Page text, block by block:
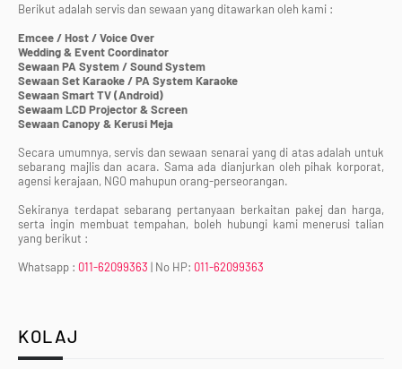
Berikut adalah servis dan sewaan yang ditawarkan oleh kami :
Emcee / Host / Voice Over
Wedding & Event Coordinator
Sewaan PA System / Sound System
Sewaan Set Karaoke / PA System Karaoke
Sewaan Smart TV (Android)
Sewaam LCD Projector & Screen
Sewaan Canopy & Kerusi Meja
Secara umumnya, servis dan sewaan senarai yang di atas adalah untuk
sebarang majlis dan acara. Sama ada dianjurkan oleh pihak korporat,
agensi kerajaan, NGO mahupun orang-perseorangan.
Sekiranya terdapat sebarang pertanyaan berkaitan pakej dan harga,
serta ingin membuat tempahan, boleh hubungi kami menerusi talian
yang berikut :
Whatsapp : 011-62099363 | No HP: 011-62099363
KOLAJ